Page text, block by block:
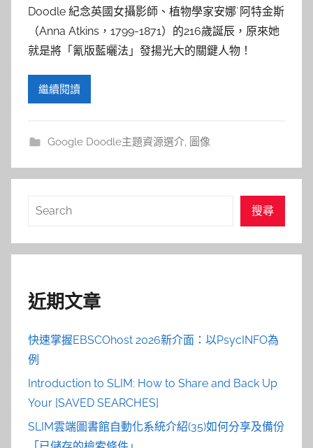
部
落
Doodle 紀念英國女攝影師、植物學家安娜˙阿特金斯
（Anna Atkins，1799-1871）的216歲誕辰，原來她
就是將「氰版藍曬法」發揚光大的關鍵人物！
繼續閱讀
Google Doodle主題資源選介, 圖像
搜
搜尋
近期文章
快速掌握EBSCOhost 2026新介面：以PsycINFO為
例
Introduction to SLIM: How to Share and Back Up
Your [SAVED SEARCHES]
SLIM雲端圖書館自動化系統介紹(35)如何分享及備份